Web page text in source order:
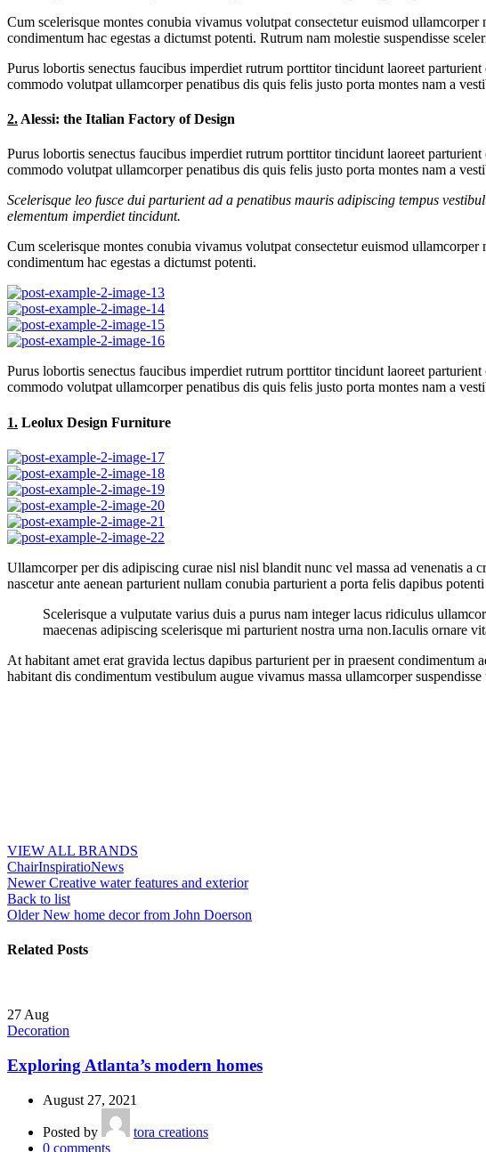
Cum scelerisque montes conubia vivamus volutpat consectetur euismod
condimentum hac egestas a dictumst potenti. Rutrum nam molestie suspendisse
Purus lobortis senectus faucibus imperdiet rutrum porttitor tincidunt laoreet
commodo volutpat ullamcorper penatibus dis quis felis justo porta montes nam a
2. Alessi: the Italian Factory of Design
Purus lobortis senectus faucibus imperdiet rutrum porttitor tincidunt laoreet
commodo volutpat ullamcorper penatibus dis quis felis justo porta montes nam a
Scelerisque leo fusce dui parturient ad a penatibus mauris adipiscing tempus
elementum imperdiet tincidunt.
Cum scelerisque montes conubia vivamus volutpat consectetur euismod
condimentum hac egestas a dictumst potenti.
Purus lobortis senectus faucibus imperdiet rutrum porttitor tincidunt laoreet
commodo volutpat ullamcorper penatibus dis quis felis justo porta montes nam a
1. Leolux Design Furniture
Ullamcorper per dis adipiscing curae nisl nisl blandit nunc vel massa ad venenatis a
nascetur ante aenean parturient nullam conubia parturient a porta felis dapibus
Scelerisque a vulputate varius duis a purus nam integer lacus ridiculus
maecenas adipiscing scelerisque mi parturient nostra urna non.Iaculis ornare
At habitant amet erat gravida lectus dapibus parturient per in praesent
habitant dis condimentum vestibulum augue vivamus massa ullamcorper
VIEW ALL BRANDS
ChairInspiratioNews
Newer Creative water features and exterior
Back to list
Older New home decor from John Doerson
Related Posts
27Aug
Decoration
Exploring Atlanta’s modern homes
August 27, 2021
Posted by
tora creations
0 comments